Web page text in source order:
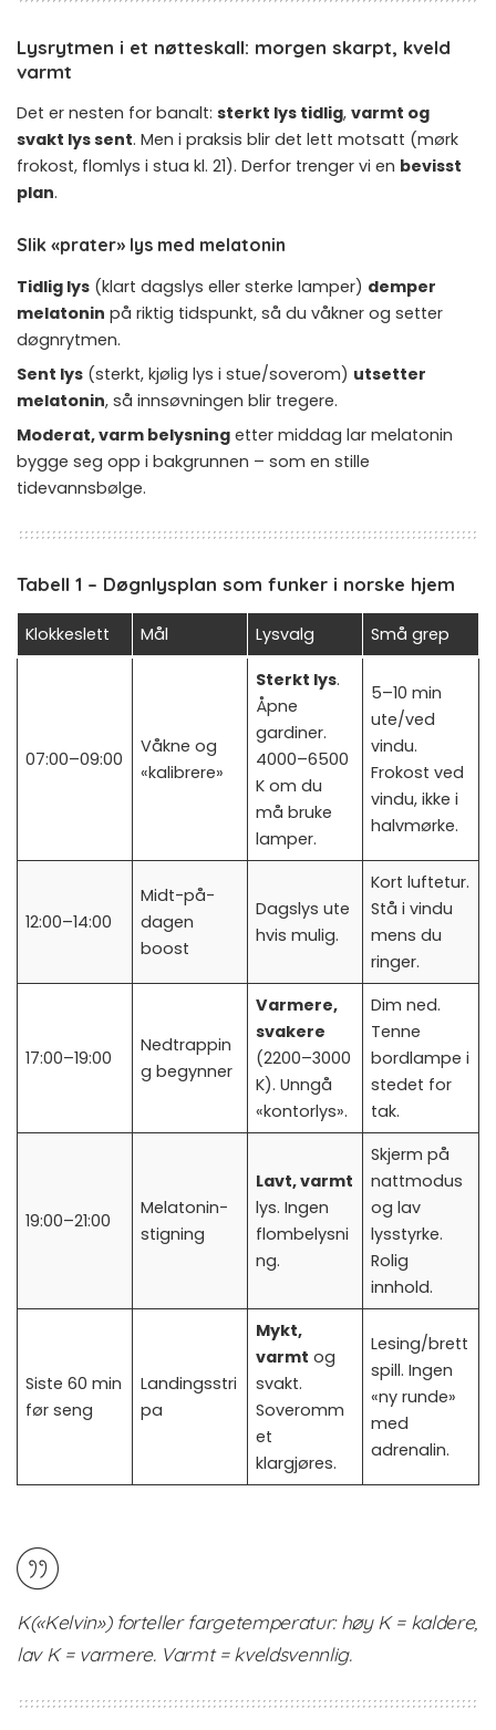
Lysrytmen i et nøtteskall: morgen skarpt, kveld
varmt
Det er nesten for banalt: sterkt lys tidlig, varmt og
svakt lys sent. Men i praksis blir det lett motsatt (mørk
frokost, flomlys i stua kl. 21). Derfor trenger vi en bevisst
plan.
Slik «prater» lys med melatonin
Tidlig lys (klart dagslys eller sterke lamper) demper
melatonin på riktig tidspunkt, så du våkner og setter
døgnrytmen.
Sent lys (sterkt, kjølig lys i stue/soverom) utsetter
melatonin, så innsøvningen blir tregere.
Moderat, varm belysning etter middag lar melatonin
bygge seg opp i bakgrunnen – som en stille
tidevannsbølge.
Tabell 1 – Døgnlysplan som funker i norske hjem
Klokkeslett Mål Lysvalg Små grep
07:00–09:00
Våkne og
«kalibrere»
Sterkt lys.
Åpne
gardiner.
4000–6500
K om du
må bruke
lamper.
5–10 min
ute/ved
vindu.
Frokost ved
vindu, ikke i
halvmørke.
12:00–14:00
Midt-på-
dagen
boost
Dagslys ute
hvis mulig.
Kort luftetur.
Stå i vindu
mens du
ringer.
17:00–19:00
Nedtrappin
g begynner
Varmere,
svakere
(2200–3000
K). Unngå
«kontorlys».
Dim ned.
Tenne
bordlampe i
stedet for
tak.
19:00–21:00
Melatonin-
stigning
Lavt, varmt
lys. Ingen
flombelysni
ng.
Skjerm på
nattmodus
og lav
lysstyrke.
Rolig
innhold.
Siste 60 min
før seng
Landingsstri
pa
Mykt,
varmt og
svakt.
Soveromm
et
klargjøres.
Lesing/brett
spill. Ingen
«ny runde»
med
adrenalin.
K(«Kelvin») forteller fargetemperatur: høy K = kaldere,
lav K = varmere. Varmt = kveldsvennlig.